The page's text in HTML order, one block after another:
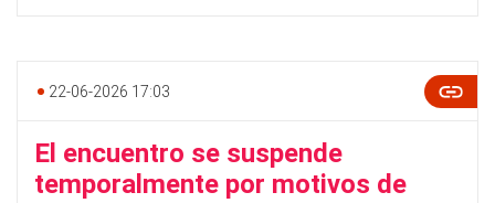
22-06-2026 17:03
El encuentro se suspende
temporalmente por motivos de